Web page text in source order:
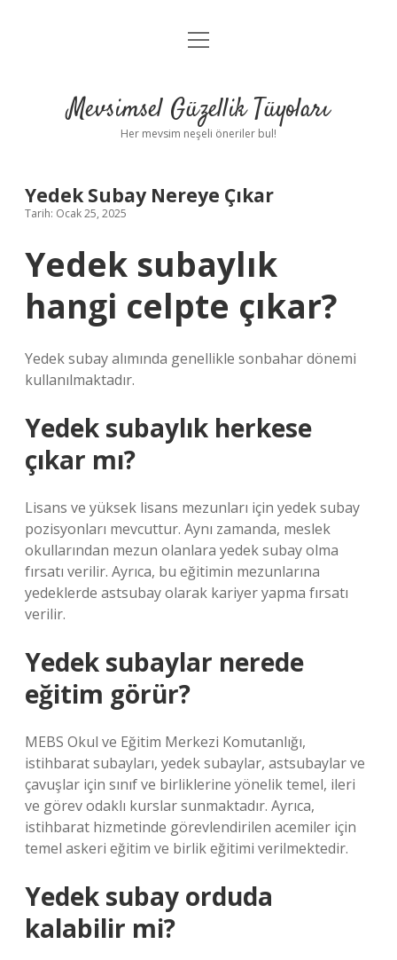
Anasayfa
Yasal Uyarı
menüyü
Mevsimsel Güzellik Tüyoları
Her mevsim neşeli öneriler bul!
Yedek Subay Nereye Çıkar
Tarih: Ocak 25, 2025
Yedek subaylık
hangi celpte çıkar?
Yedek subay alımında genellikle sonbahar dönemi
kullanılmaktadır.
Yedek subaylık herkese
çıkar mı?
Lisans ve yüksek lisans mezunları için yedek subay
pozisyonları mevcuttur. Aynı zamanda, meslek
okullarından mezun olanlara yedek subay olma
fırsatı verilir. Ayrıca, bu eğitimin mezunlarına
yedeklerde astsubay olarak kariyer yapma fırsatı
verilir.
Yedek subaylar nerede
eğitim görür?
MEBS Okul ve Eğitim Merkezi Komutanlığı,
istihbarat subayları, yedek subaylar, astsubaylar ve
çavuşlar için sınıf ve birliklerine yönelik temel, ileri
ve görev odaklı kurslar sunmaktadır. Ayrıca,
istihbarat hizmetinde görevlendirilen acemiler için
temel askeri eğitim ve birlik eğitimi verilmektedir.
Yedek subay orduda
kalabilir mi?